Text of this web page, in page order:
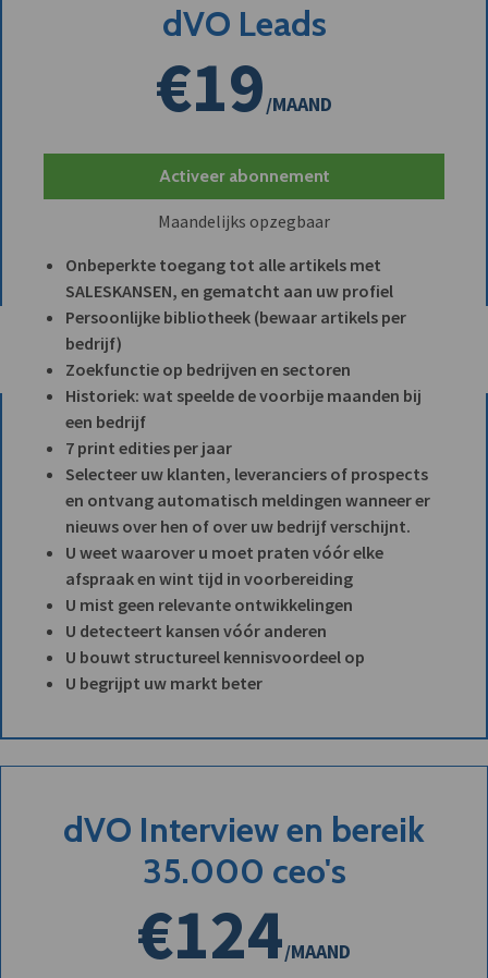
dVO Leads
€19/MAAND
Activeer abonnement
Maandelijks opzegbaar
Onbeperkte toegang tot alle artikels met
SALESKANSEN, en gematcht aan uw profiel
Persoonlijke bibliotheek (bewaar artikels per
bedrijf)
Zoekfunctie op bedrijven en sectoren
Historiek: wat speelde de voorbije maanden bij
een bedrijf
7 print edities per jaar
Selecteer uw klanten, leveranciers of prospects
en ontvang automatisch meldingen wanneer er
nieuws over hen of over uw bedrijf verschijnt.
U weet waarover u moet praten vóór elke
afspraak en wint tijd in voorbereiding
U mist geen relevante ontwikkelingen
U detecteert kansen vóór anderen
U bouwt structureel kennisvoordeel op
U begrijpt uw markt beter
dVO Interview en bereik
35.000 ceo's
€124/MAAND